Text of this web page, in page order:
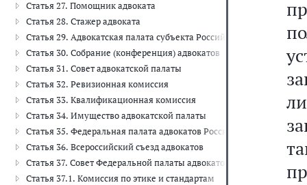
Статья 27. Помощник адвоката
Статья 28. Стажер адвоката
Статья 29. Адвокатская палата субъекта Российской Федерации
Статья 30. Собрание (конференция) адвокатов
Статья 31. Совет адвокатской палаты
Статья 32. Ревизионная комиссия
Статья 33. Квалификационная комиссия
Статья 34. Имущество адвокатской палаты
Статья 35. Федеральная палата адвокатов Российской Федерации
Статья 36. Всероссийский съезд адвокатов
Статья 37. Совет Федеральной палаты адвокатов
Статья 37.1. Комиссия по этике и стандартам